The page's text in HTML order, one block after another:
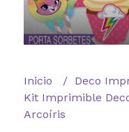
Inicio
Deco
Kit Imprimible
Arcoíris